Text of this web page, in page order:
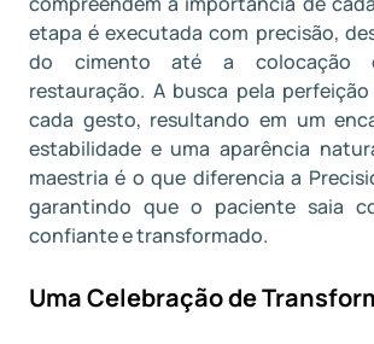
etapa é executada com precisão,
do cimento até a colocação
restauração. A busca pela
cada gesto, resultando em um
estabilidade e uma aparência
maestria é o que diferencia a
garantindo que o paciente saia
confiante e transformado.
Uma Celebração de